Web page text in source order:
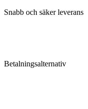
Snabb och säker leverans
Betalningsalternativ